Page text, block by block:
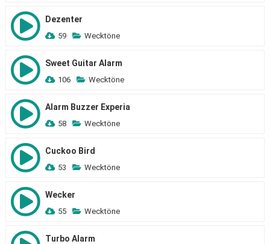
Dezenter
59 Wecktöne
Sweet Guitar Alarm
106 Wecktöne
Alarm Buzzer Experia
58 Wecktöne
Cuckoo Bird
53 Wecktöne
Wecker
55 Wecktöne
Turbo Alarm